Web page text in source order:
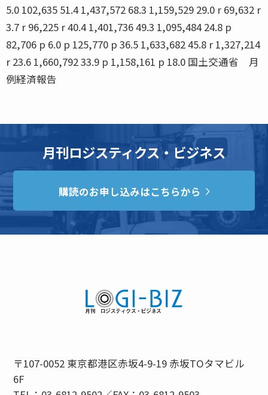
5.0 102,635 51.4 1,437,572 68.3 1,159,529 29.0 r 69,632 r
3.7 r 96,225 r 40.4 1,401,736 49.3 1,095,484 24.8 p
82,706 p 6.0 p 125,770 p 36.5 1,633,682 45.8 r 1,327,214
r 23.6 1,660,792 33.9 p 1,158,161 p 18.0 国土交通省 月
例経済報告
月刊ロジスティクス・ビジネス
購読のお申し込みはこちらから
〒107-0052 東京都港区赤坂4-9-19 赤坂TOタマビル
6F